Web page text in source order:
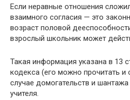
Если неравные отношения
взаимного согласия — это
возраст половой
взрослый школьник может
Такая информация указана в 13
кодекса (его можно прочитать и
случае домогательств и
учителя.